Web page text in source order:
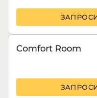
Comfort Room